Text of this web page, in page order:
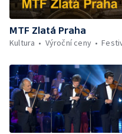
MTF Zlatá Praha
Kultura
Výroční ceny